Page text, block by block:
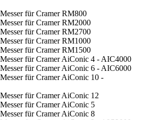
für Cramer RM800
für Cramer RM2000
für Cramer RM2700
für Cramer RM1000
für Cramer RM1500
für Cramer AiConic 4 - AIC4000
für Cramer AiConic 6 - AIC6000
für Cramer AiConic 10 -
für Cramer AiConic 12
für Cramer AiConic 5
für Cramer AiConic 8